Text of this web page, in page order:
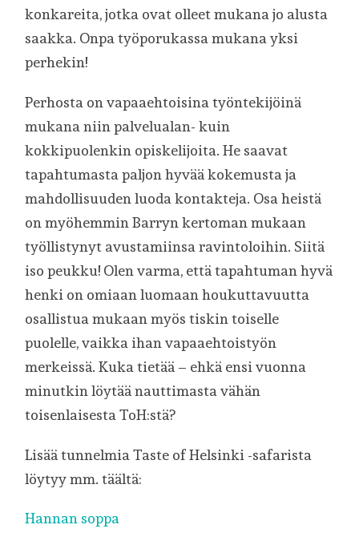
konkareita, jotka ovat olleet mukana jo alusta
saakka. Onpa työporukassa mukana yksi
perhekin!
Perhosta on vapaaehtoisina työntekijöinä
mukana niin palvelualan- kuin
kokkipuolenkin opiskelijoita. He saavat
tapahtumasta paljon hyvää kokemusta ja
mahdollisuuden luoda kontakteja. Osa heistä
on myöhemmin Barryn kertoman mukaan
työllistynyt avustamiinsa ravintoloihin. Siitä
iso peukku! Olen varma, että tapahtuman hyvä
henki on omiaan luomaan houkuttavuutta
osallistua mukaan myös tiskin toiselle
puolelle, vaikka ihan vapaaehtoistyön
merkeissä. Kuka tietää – ehkä ensi vuonna
minutkin löytää nauttimasta vähän
toisenlaisesta ToH:stä?
Lisää tunnelmia Taste of Helsinki -safarista
löytyy mm. täältä:
Hannan soppa